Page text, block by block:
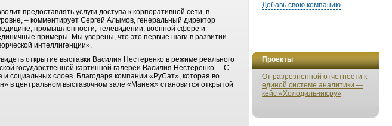
Добавь свою компанию
Проекты
От разрозненной отчетности к
единой системе аналитики —
кейс «Холодильник.ру»
предоставлять услуги доступа к корпоративной сети, в
– комментирует Сергей Алымов, генеральный директор
промышленности, телевидении, военной сфере и
примеры. Мы уверены, что это первые шаги в развитии
интеллигенции».
открытие выставки Василия Нестеренко в режиме реального
государственной картинной галереи Василия Нестеренко. – С
и социальных слоев. Благодаря компании «РуСат», которая во
в центральном выставочном зале «Манеж» становится открытой